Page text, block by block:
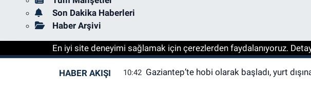
Son Dakika Haberleri
Haber Arşivi
En iyi site deneyimi sağlamak için çerezlerden faydalanıyoruz.
HABER AKIŞI 10:42 Gaziantep’te hobi olarak başladı, yurt